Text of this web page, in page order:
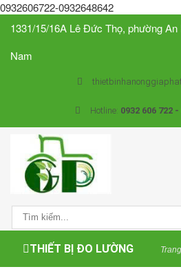
0932606722-0932648642
1331/15/16A Lê Đức Thọ, phường An
Nam
Hotline: 0932 606 722
THIẾT BỊ ĐO LƯỜNG